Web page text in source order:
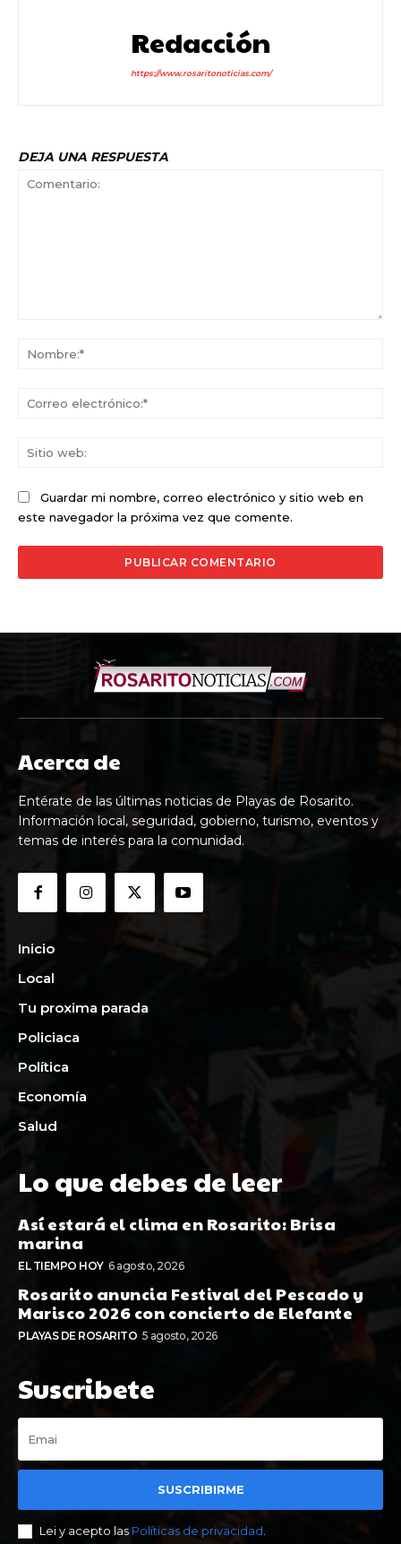
Redacción
https://www.rosaritonoticias.com/
DEJA UNA RESPUESTA
Guardar mi nombre, correo electrónico y sitio web en
este navegador la próxima vez que comente.
Acerca de
Entérate de las últimas noticias de Playas de Rosarito.
Información local, seguridad, gobierno, turismo, eventos y
temas de interés para la comunidad.
Inicio
Local
Tu proxima parada
Policiaca
Política
Economía
Salud
Lo que debes de leer
Así estará el clima en Rosarito: Brisa
marina
EL TIEMPO HOY 6 agosto, 2026
Rosarito anuncia Festival del Pescado y
Marisco 2026 con concierto de Elefante
PLAYAS DE ROSARITO 5 agosto, 2026
Suscribete
SUSCRIBIRME
Lei y acepto las Políticas de privacidad